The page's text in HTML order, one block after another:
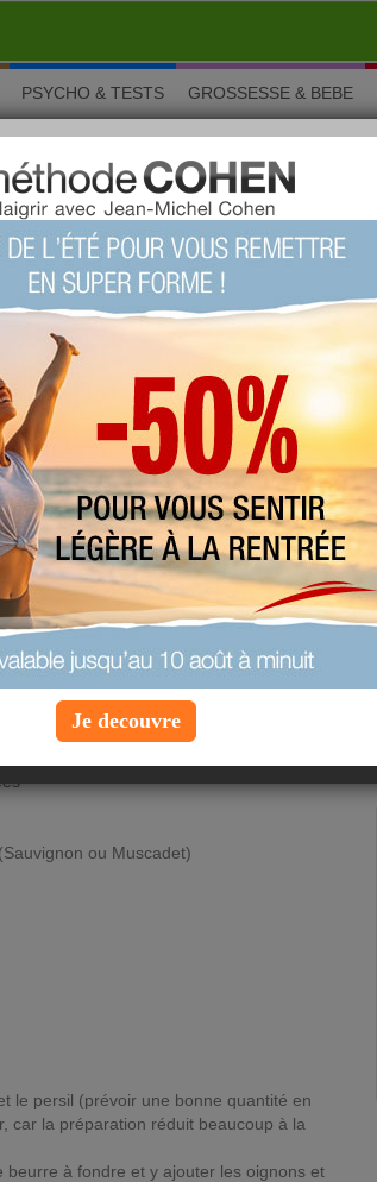
PSYCHO & TESTS GROSSESSE & BEBE
Bretonne
à la
régionale, vous trouverez de délicieuses
comme les coquilles Saint-Jacques à la
! Le goût est fin et ses apports
excellents.
? Alors notez !
fois)
par
dominiquerivron
la fiche recette
à mes favoris
une recette
ou Muscadet)
le persil (prévoir une bonne quantité en
car la préparation réduit beaucoup à la
à fondre et y ajouter les oignons et
Je decouvre